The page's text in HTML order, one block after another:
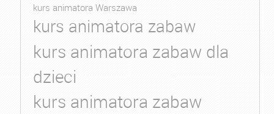
kurs animatora Warszawa
kurs animatora zabaw
kurs animatora zabaw dla
dzieci
kurs animatora zabaw